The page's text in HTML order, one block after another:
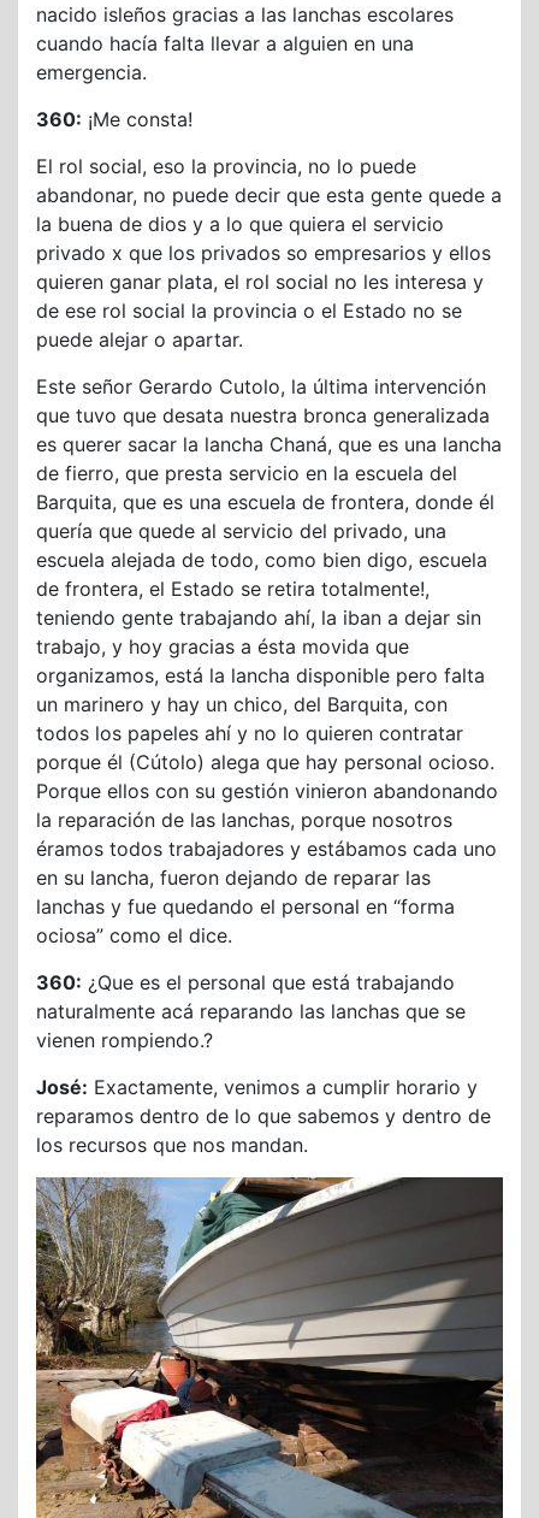
nacido isleños gracias a las lanchas escolares
cuando hacía falta llevar a alguien en una
emergencia.
360: ¡Me consta!
El rol social, eso la provincia, no lo puede
abandonar, no puede decir que esta gente quede a
la buena de dios y a lo que quiera el servicio
privado x que los privados so empresarios y ellos
quieren ganar plata, el rol social no les interesa y
de ese rol social la provincia o el Estado no se
puede alejar o apartar.
Este señor Gerardo Cutolo, la última intervención
que tuvo que desata nuestra bronca generalizada
es querer sacar la lancha Chaná, que es una lancha
de fierro, que presta servicio en la escuela del
Barquita, que es una escuela de frontera, donde él
quería que quede al servicio del privado, una
escuela alejada de todo, como bien digo, escuela
de frontera, el Estado se retira totalmente!,
teniendo gente trabajando ahí, la iban a dejar sin
trabajo, y hoy gracias a ésta movida que
organizamos, está la lancha disponible pero falta
un marinero y hay un chico, del Barquita, con
todos los papeles ahí y no lo quieren contratar
porque él (Cútolo) alega que hay personal ocioso.
Porque ellos con su gestión vinieron abandonando
la reparación de las lanchas, porque nosotros
éramos todos trabajadores y estábamos cada uno
en su lancha, fueron dejando de reparar las
lanchas y fue quedando el personal en “forma
ociosa” como el dice.
360: ¿Que es el personal que está trabajando
naturalmente acá reparando las lanchas que se
vienen rompiendo.?
José: Exactamente, venimos a cumplir horario y
reparamos dentro de lo que sabemos y dentro de
los recursos que nos mandan.